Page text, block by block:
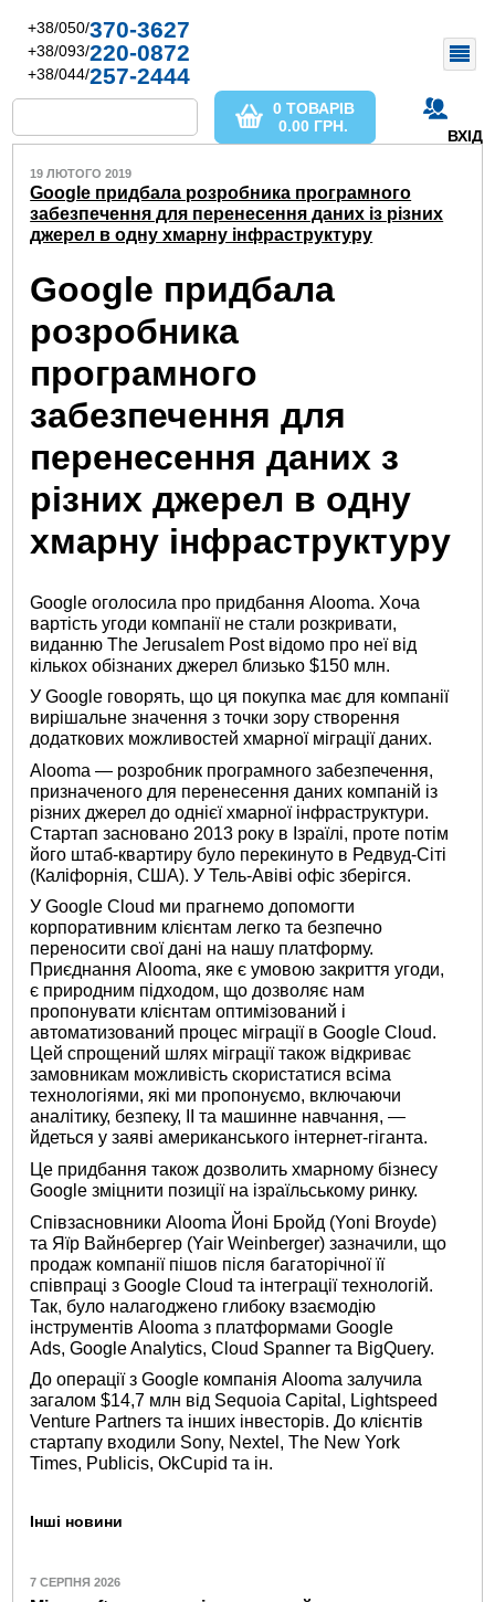
+38/050/370-3627
+38/093/220-0872
+38/044/257-2444
ВХІД
0 ТОВАРІВ
0.00 ГРН.
19 ЛЮТОГО 2019
Google придбала розробника програмного
забезпечення для перенесення даних із різних
джерел в одну хмарну інфраструктуру
Google придбала
розробника
програмного
забезпечення для
перенесення даних з
різних джерел в одну
хмарну інфраструктуру
Google оголосила про придбання Alooma. Хоча
вартість угоди компанії не стали розкривати,
виданню The Jerusalem Post відомо про неї від
кількох обізнаних джерел близько $150 млн.
У Google говорять, що ця покупка має для компанії
вирішальне значення з точки зору створення
додаткових можливостей хмарної міграції даних.
Alooma — розробник програмного забезпечення,
призначеного для перенесення даних компаній із
різних джерел до однієї хмарної інфраструктури.
Стартап засновано 2013 року в Ізраїлі, проте потім
його штаб-квартиру було перекинуто в Редвуд-Сіті
(Каліфорнія, США). У Тель-Авіві офіс зберігся.
У Google Cloud ми прагнемо допомогти
корпоративним клієнтам легко та безпечно
переносити свої дані на нашу платформу.
Приєднання Alooma, яке є умовою закриття угоди,
є природним підходом, що дозволяє нам
пропонувати клієнтам оптимізований і
автоматизований процес міграції в Google Cloud.
Цей спрощений шлях міграції також відкриває
замовникам можливість скористатися всіма
технологіями, які ми пропонуємо, включаючи
аналітику, безпеку, ІІ та машинне навчання, —
йдеться у заяві американського інтернет-гіганта.
Це придбання також дозволить хмарному бізнесу
Google зміцнити позиції на ізраїльському ринку.
Співзасновники Alooma Йоні Бройд (Yoni Broyde)
та Яїр Вайнбергер (Yair Weinberger) зазначили, що
продаж компанії пішов після багаторічної її
співпраці з Google Cloud та інтеграції технологій.
Так, було налагоджено глибоку взаємодію
інструментів Alooma з платформами Google
Ads, Google Analytics, Cloud Spanner та BigQuery.
До операції з Google компанія Alooma залучила
загалом $14,7 млн ​​від Sequoia Capital, Lightspeed
Venture Partners та інших інвесторів. До клієнтів
стартапу входили Sony, Nextel, The New York
Times, Publicis, OkCupid та ін.
Інші новини
7 СЕРПНЯ 2026